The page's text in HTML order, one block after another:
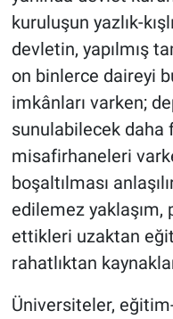
kuruluşun yazlık-
devletin, yapılmış
on binlerce daireyi
imkânları varken;
sunulabilecek daha
misafirhaneleri
boşaltılması
edilemez
ettikleri uzaktan
rahatlıktan
Üniversiteler,